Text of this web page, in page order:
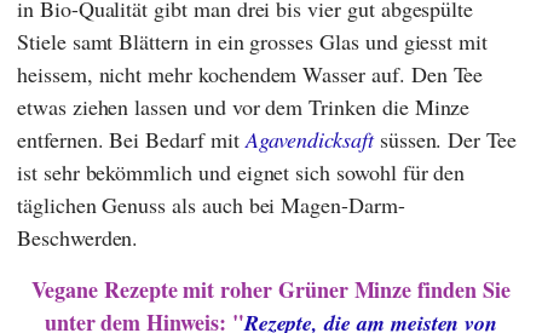
in Bio-Qualität gibt man drei bis vier gut abgespülte
Stiele samt Blättern in ein grosses Glas und giesst mit
heissem, nicht mehr kochendem Wasser auf. Den Tee
etwas ziehen lassen und vor dem Trinken die Minze
entfernen. Bei Bedarf mit Agavendicksaftsüssen. Der Tee
ist sehr bekömmlich und eignet sich sowohl für den
täglichen Genuss als auch bei Magen-Darm-
Beschwerden.
Vegane Rezepte mit roher Grüner Minze finden Sie
unter dem Hinweis: "Rezepte, die am meisten von